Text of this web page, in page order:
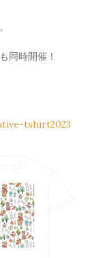
同時開催！
tshirt2023